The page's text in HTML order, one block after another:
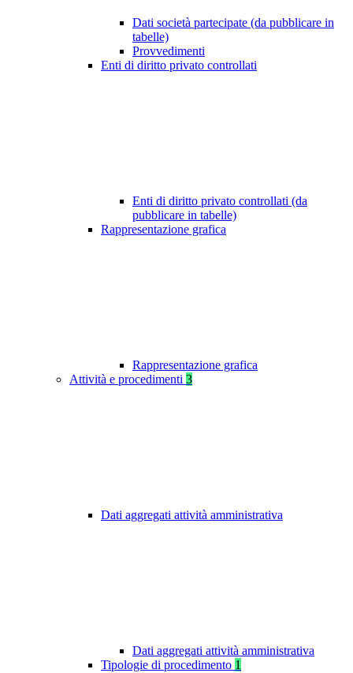
Dati società partecipate (da pubblicare in
tabelle)
Provvedimenti
Enti di diritto privato controllati
Enti di diritto privato controllati (da
pubblicare in tabelle)
Rappresentazione grafica
Rappresentazione grafica
Attività e procedimenti 3
Dati aggregati attività amministrativa
Dati aggregati attività amministrativa
Tipologie di procedimento 1